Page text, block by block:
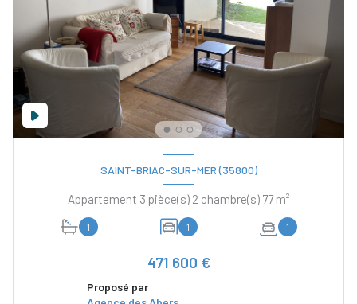
SAINT-BRIAC-SUR-MER (35800)
Appartement 3 pièce(s) 2 chambre(s) 77 m²
1 1 1
471 600 €
Proposé par